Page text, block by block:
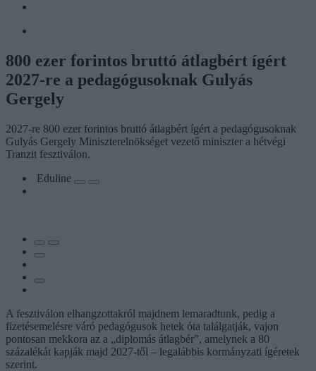
800 ezer forintos bruttó átlagbért ígért
2027-re a pedagógusoknak Gulyás
Gergely
2027-re 800 ezer forintos bruttó átlagbért ígért a pedagógusoknak
Gulyás Gergely Miniszterelnökséget vezető miniszter a hétvégi
Tranzit fesztiválon.
Eduline
A fesztiválon elhangzottakról majdnem lemaradtunk, pedig a
fizetésemelésre váró pedagógusok hetek óta találgatják, vajon
pontosan mekkora az a „diplomás átlagbér”, amelynek a 80
százalékát kapják majd 2027-től – legalábbis kormányzati ígéretek
szerint.